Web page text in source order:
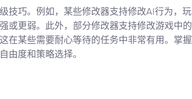
技巧。例如，某些修改器支持修改AI行为，玩
或更弱。此外，部分修改器支持修改游戏中的
在某些需要耐心等待的任务中非常有用。掌握
由度和策略选择。